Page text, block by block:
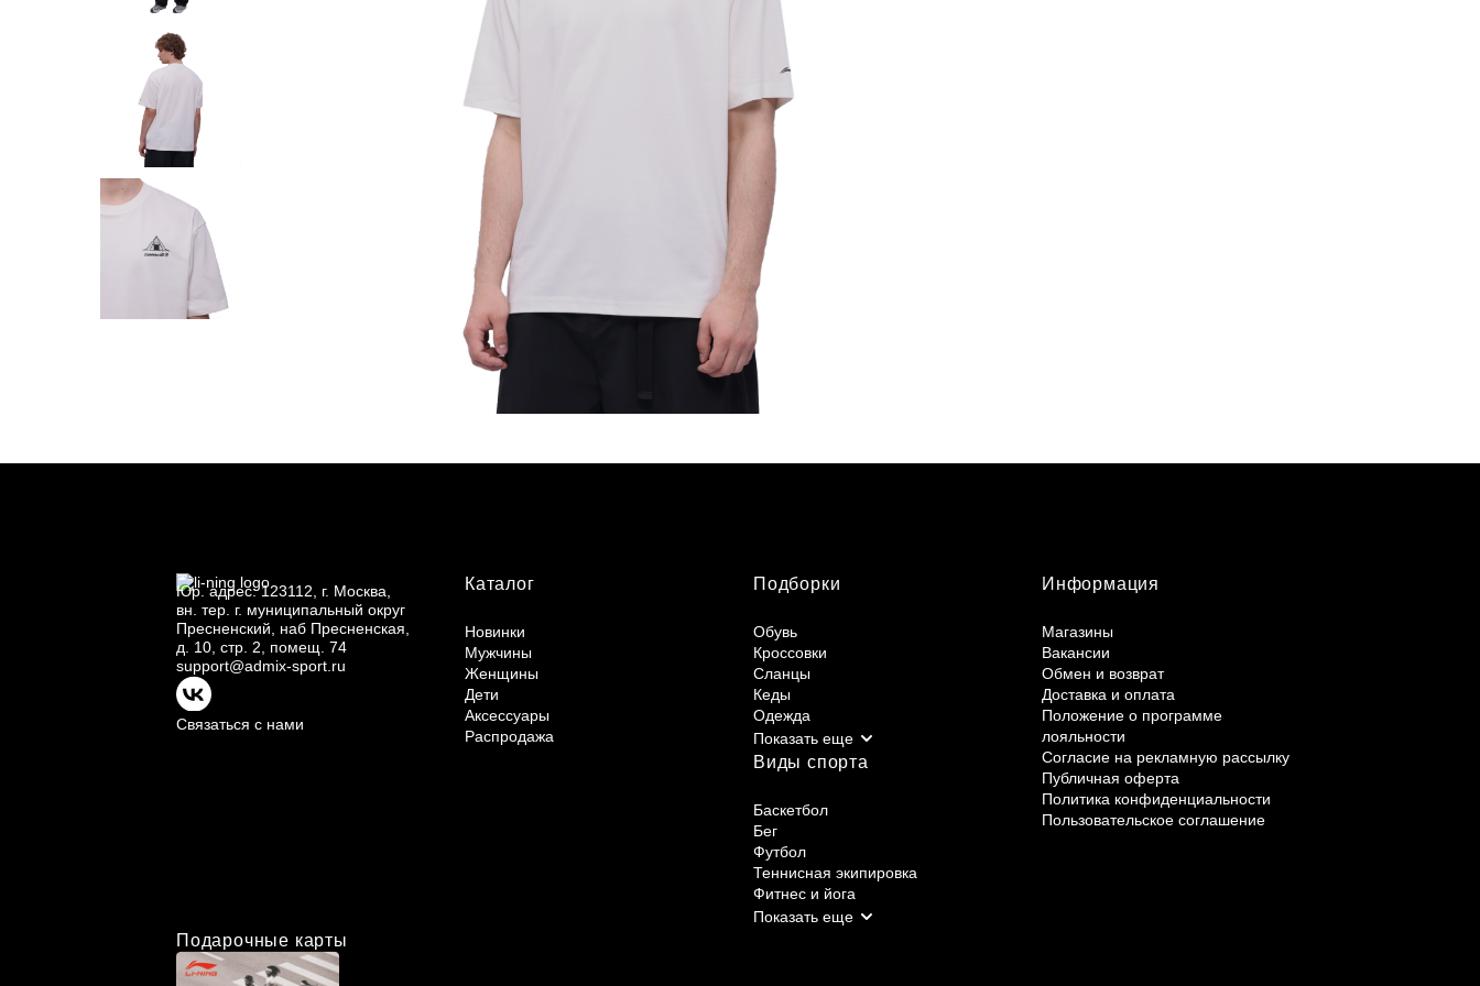
Юр. адрес: 123112, г. Москва,
вн. тер. г. муниципальный округ
Пресненский, наб Пресненская,
д. 10, стр. 2, помещ. 74
support@admix-sport.ru
Связаться с нами
Каталог
Новинки
Мужчины
Женщины
Дети
Аксессуары
Распродажа
Подборки
Обувь
Кроссовки
Сланцы
Кеды
Одежда
Виды спорта
Баскетбол
Бег
Футбол
Теннисная экипировка
Фитнес и йога
Информация
Магазины
Вакансии
Обмен и возврат
Доставка и оплата
Положение о программе
лояльности
Согласие на рекламную рассылку
Публичная оферта
Политика конфиденциальности
Пользовательское соглашение
Подарочные карты